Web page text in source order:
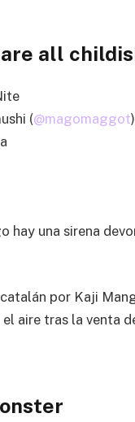
all
(@magomaggot)
hay una sirena
por Kaji
aire tras la venta